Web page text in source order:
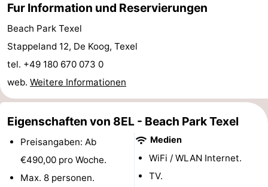
Mühlen
-
Aussichtspunkte
Attraktionen
-
Rundfahrten
-
Spielplätze
Fur Information und Reservierungen
Beach Park Texel
Stappeland 12, De Koog, Texel
tel. +49 180 670 073 0
web. Weitere Informationen
Eigenschaften von 8EL - Beach Park Texel
Preisangaben: Ab
€490,00 pro Woche.
Max. 8 personen.
Medien
WiFi / WLAN Internet.
TV.